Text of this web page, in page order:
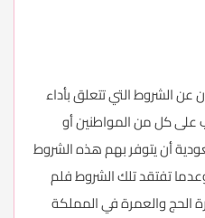
عن الشروط التي تتعلق بأداء
لعام 1442، ويجب على كل من المواطنين أو
أن يتوفر بهم هذه الشروط
تفتقد تلك الشروط فلم
الحج والعمرة في المملكة